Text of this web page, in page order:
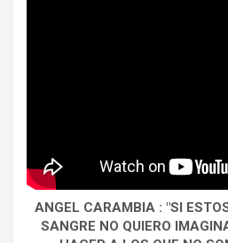
ANGEL CARAMBIA : "SI
SANGRE NO QUIERO